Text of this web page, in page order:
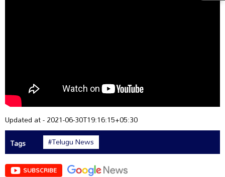
Updated at - 2021-06-30T19:16:15+05:30
Tags
#Telugu News
SUBSCRIBE